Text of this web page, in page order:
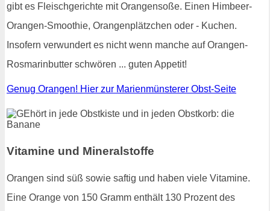
gibt es Fleischgerichte mit Orangensoße. Einen Himbeer-
Orangen-Smoothie, Orangenplätzchen oder - Kuchen.
Insofern verwundert es nicht wenn manche auf Orangen-
Rosmarinbutter schwören ... guten Appetit!
Genug Orangen! Hier zur Marienmünsterer Obst-Seite
Vitamine und Mineralstoffe
Orangen sind süß sowie saftig und haben viele Vitamine.
Eine Orange von 150 Gramm enthält 130 Prozent des